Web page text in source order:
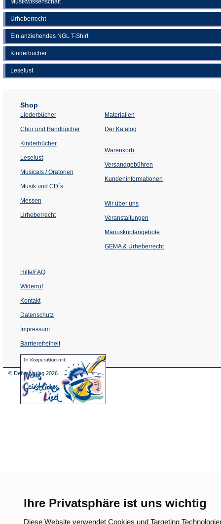
Ihre Privatsphäre ist uns wichtig
Diese Website verwendet Cookies und Targeting
Urheberrecht
Ein anziehendes NGL T-Shirt
Kinderbücher
Leselust
Shop
Liederbücher
Chor und Bandbücher
Kinderbücher
Leselust
Musicals / Oratorien
Musik und CD´s
Messen
Urheberrecht
Materialien
Der Katalog
Warenkorb
Versandgebühren
Kundeninformationen
Wir über uns
Veranstaltungen
einem
Tab)
Manuskriptangebote
GEMA & Urheberrecht
Hilfe/FAQ
Widerruf
Kontakt
Datenschutz
Impressum
Barrierefreiheit
(Öffnet
in
© Dehm Verlag 2026